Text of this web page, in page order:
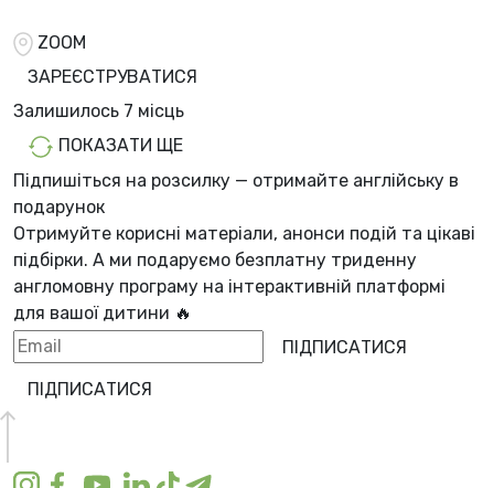
ZOOM
ЗАРЕЄСТРУВАТИСЯ
Залишилось 7 місць
ПОКАЗАТИ ЩЕ
Підпишіться на розсилку — отримайте англійську в
подарунок
Отримуйте корисні матеріали, анонси подій та цікаві
підбірки. А ми подаруємо безплатну триденну
англомовну програму на інтерактивній платформі
для вашої дитини 🔥
ПІДПИСАТИСЯ
ПІДПИСАТИСЯ